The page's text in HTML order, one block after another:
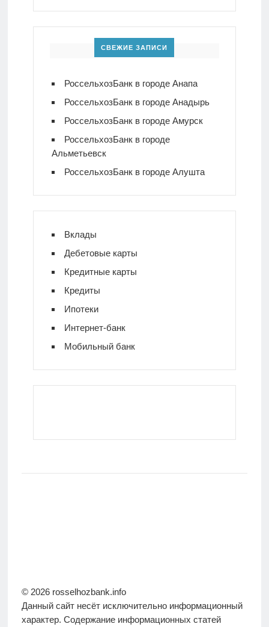
СВЕЖИЕ ЗАПИСИ
РоссельхозБанк в городе Анапа
РоссельхозБанк в городе Анадырь
РоссельхозБанк в городе Амурск
РоссельхозБанк в городе
Альметьевск
РоссельхозБанк в городе Алушта
Вклады
Дебетовые карты
Кредитные карты
Кредиты
Ипотеки
Интернет-банк
Мобильный банк
© 2026 rosselhozbank.info
Данный сайт несёт исключительно информационный
характер. Содержание информационных статей